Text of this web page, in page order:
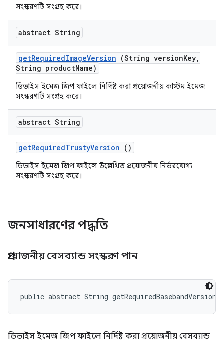
সংস্করণটি সংগ্রহ করে।
abstract String
getRequiredImageVersion (String versionKey,
String productName)
ডিভাইস ইমেজ জিপ ফাইলে নির্দিষ্ট করা প্রয়োজনীয় কাস্টম ইমেজ
সংস্করণটি সংগ্রহ করে।
abstract String
getRequiredTrustyVersion ()
ডিভাইস ইমেজ জিপ ফাইলে উল্লেখিত প্রয়োজনীয় নির্ভরযোগ্য
সংস্করণটি সংগ্রহ করে।
জনসাধারণের পদ্ধতি
প্রয়োজনীয় বেসব্যান্ড সংস্করণ পান
public abstract String getRequiredBasebandVersion
ডিভাইস ইমেজ জিপ ফাইলে নির্দিষ্ট করা প্রয়োজনীয় বেসব্যান্ড